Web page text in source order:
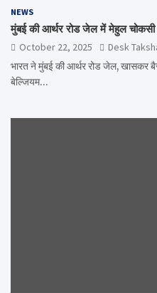
NEWS
मुंबई की आर्थर रोड जेल में मेहुल चोकसी
October 22, 2025
Desk
भारत ने मुंबई की आर्थर रोड जेल, खासकर
बेल्जियम…